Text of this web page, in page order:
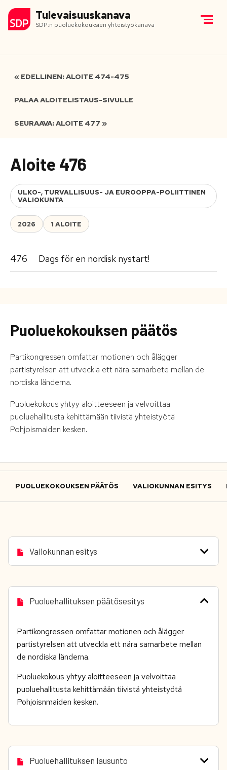
Tulevaisuuskanava
SDP:n puoluekokouksien yhteistyökanava
« EDELLINEN: ALOITE 474-475
PALAA ALOITELISTAUS-SIVULLE
SEURAAVA: ALOITE 477 »
Aloite 476
ULKO-, TURVALLISUUS- JA EUROOPPA-POLIITTINEN
VALIOKUNTA
2026 1 ALOITE
476 Dags för en nordisk nystart!
Puoluekokouksen päätös
Partikongressen omfattar motionen och ålägger
partistyrelsen att utveckla ett nära samarbete mellan de
nordiska länderna.
Puoluekokous yhtyy aloitteeseen ja velvoittaa
puoluehallitusta kehittämään tiivistä yhteistyötä
Pohjoismaiden kesken.
PUOLUEKOKOUKSEN PÄÄTÖS VALIOKUNNAN ESITYS
Valiokunnan esitys
Puoluehallituksen päätösesitys
Partikongressen omfattar motionen och ålägger
partistyrelsen att utveckla ett nära samarbete mellan
de nordiska länderna.
Puoluekokous yhtyy aloitteeseen ja velvoittaa
puoluehallitusta kehittämään tiivistä yhteistyötä
Pohjoisnmaiden kesken.
Puoluehallituksen lausunto